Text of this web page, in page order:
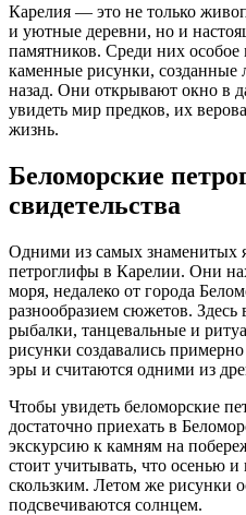
Карелия — это не только
и уютные деревни, но и
памятников. Среди них
каменные рисунки, созданные
назад. Они открывают окно в
увидеть мир предков, их
жизнь.
Беломорские
свидетельства
Одними из самых знаменитых
петроглифы в Карелии. Они
моря, недалеко от города
разнообразием сюжетов. Здесь
рыбалки, танцевальные и
рисунки создавались
эры и считаются одними из
Чтобы увидеть беломорские
достаточно приехать в
экскурсию к камням на
стоит учитывать, что осенью
скользким. Летом же рисунки
подсвечиваются солнцем.